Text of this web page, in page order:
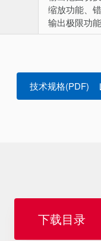
缩放功能、
输出极限功
技术规格(PDF)
下载目录